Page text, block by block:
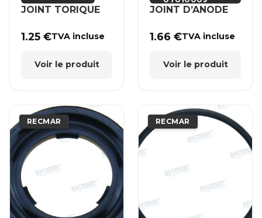
JOINT TORIQUE
1.25€TVA incluse
Voir le produit
JOINT D’ANODE
1.66€TVA incluse
Voir le produit
RECMAR RECMAR